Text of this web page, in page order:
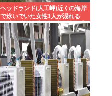
ヘッドランド(人工岬)近くの海岸
で泳いでいた女性3人が溺れる
23歳女性が死亡、24歳女性が重
体